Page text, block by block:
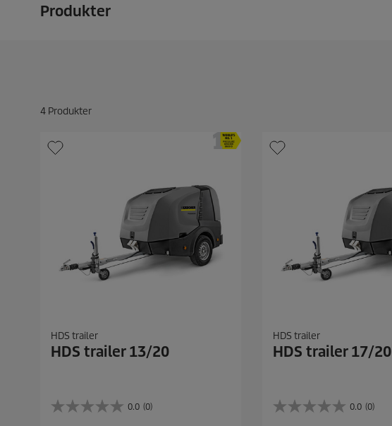
Produkter
4 Produkter
HDS trailer
HDS trailer 13/20
0.0 (0)
0
HDS trailer
HDS trailer 17/20
0.0 (0)
0